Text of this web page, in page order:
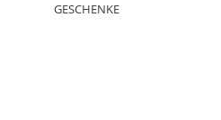
GESCHENKE